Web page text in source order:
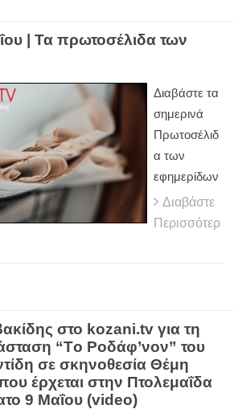
| Τα πρωτοσέλιδα των
Διαβάστε τα
σημερινά
Πρωτοσέλιδ
α των
εφημερίδων
Διαβάστε
Περισσότερ
στο kozani.tv για τη
“Tο Ροδάφ’νον” του
σε σκηνοθεσία Θέμη
έρχεται στην Πτολεμαΐδα
9 Μαΐου (video)